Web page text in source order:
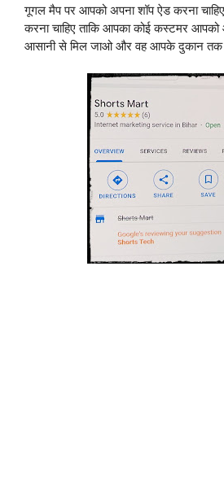
गूगल मैप पर आपको अपना शॉप ऐड करना
करना चाहिए ताकि आपका कोई कस्टमर
आसानी से मिल जाओ और वह आपके दुकान